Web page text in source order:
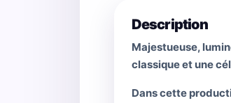
Description
Majestueuse,
classique et une
Dans cette